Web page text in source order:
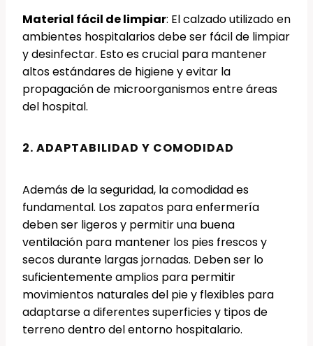
Material fácil de limpiar: El calzado utilizado en
ambientes hospitalarios debe ser fácil de limpiar
y desinfectar. Esto es crucial para mantener
altos estándares de higiene y evitar la
propagación de microorganismos entre áreas
del hospital.
2. ADAPTABILIDAD Y COMODIDAD
Además de la seguridad, la comodidad es
fundamental. Los zapatos para enfermería
deben ser ligeros y permitir una buena
ventilación para mantener los pies frescos y
secos durante largas jornadas. Deben ser lo
suficientemente amplios para permitir
movimientos naturales del pie y flexibles para
adaptarse a diferentes superficies y tipos de
terreno dentro del entorno hospitalario.